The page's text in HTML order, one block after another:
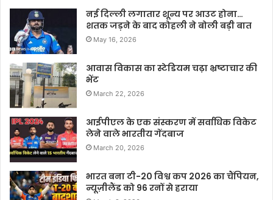
नई दिल्ली लगातार शून्य पर आउट होना…
शतक जड़ने के बाद कोहली ने बोली बड़ी बात
May 16, 2026
आवास विकास का स्टेडियम चढ़ा भ्रष्टाचार की
भेंट
March 22, 2026
आईपीएल के एक संस्करण में सर्वाधिक विकेट
लेने वाले भारतीय गेंदबाज
March 20, 2026
भारत बना टी-20 विश्व कप 2026 का चैंपियन,
न्यूज़ीलैंड को 96 रनों से हराया